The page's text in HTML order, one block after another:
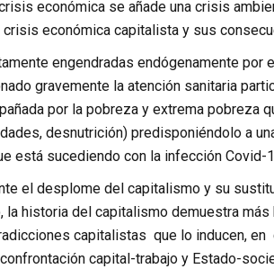
económica se añade una crisis
económica capitalista y sus
engendradas endógenamente por
gravemente la atención sanitaria
por la pobreza y extrema pobreza
desnutrición) predisponiéndolo a
está sucediendo con la infección Covid-
el desplome del capitalismo y su
historia del capitalismo demuestra
capitalistas que lo inducen, en
capital-trabajo y Estado-